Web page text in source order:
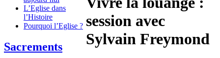
L’Eglise dans
l’Histoire
Pourquoi l’Eglise ?
Sacrements
session avec
Sylvain Freymond